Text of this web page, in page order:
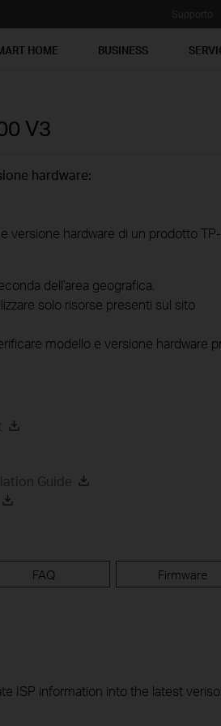
HOME BUSINESS
V3
hardware:
versione hardware di un prodotto
dell'area geografica.
solo risorse presenti sul sito
modello e versione hardware
Guide
FAQ Firmware
ISP information into the latest